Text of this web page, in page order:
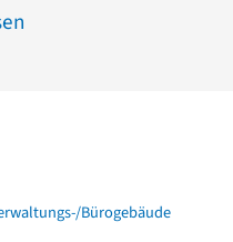
Bürogebäude